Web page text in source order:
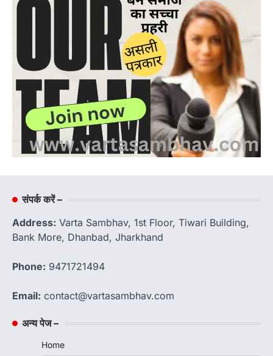
संपर्क करें –
Address: Varta Sambhav, 1st Floor, Tiwari Building,
Bank More, Dhanbad, Jharkhand
Phone: 9471721494
Email: contact@vartasambhav.com
अन्य पेज –
Home